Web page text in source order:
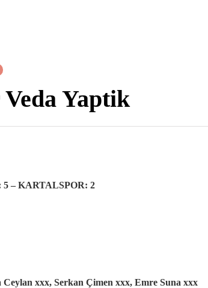
Yaptik
5 – KARTALSPOR: 2
xxx, Serkan Çimen xxx, Emre Suna xxx